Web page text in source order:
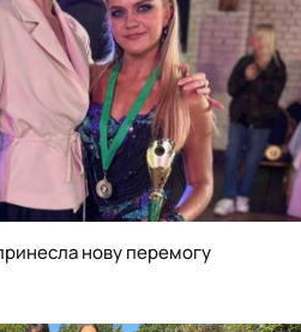
нову перемогу